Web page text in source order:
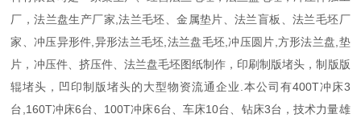
厂，法兰盘生产厂家,法兰毛坯、金属垫片、法兰盲板、法兰毛坯厂
家、冲压异形件,异形法兰毛坯,法兰盘毛坯,冲压圆片,方形法兰盘,垫
片，冲压件、挤压件、法兰盘毛坯图纸制作，印刷制版堵头，制版版
辊堵头，凹印制版堵头的大型物资流通企业.本公司有400T冲床3
台,160T冲床6台、100T冲床6台、车床10台、钻床3台，技术力量雄